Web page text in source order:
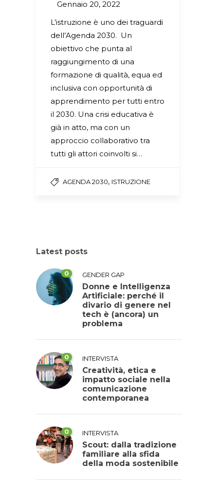
Gennaio 20, 2022
L’istruzione è uno dei traguardi
dell’Agenda 2030. Un
obiettivo che punta al
raggiungimento di una
formazione di qualità, equa ed
inclusiva con opportunità di
apprendimento per tutti entro
il 2030. Una crisi educativa è
già in atto, ma con un
approccio collaborativo tra
tutti gli attori coinvolti si…
AGENDA 2030, ISTRUZIONE
Latest posts
0 GENDER GAP
Donne e Intelligenza
Artificiale: perché il
divario di genere nel
tech è (ancora) un
problema
0 INTERVISTA
Creatività, etica e
impatto sociale nella
comunicazione
contemporanea
0 INTERVISTA
Scout: dalla tradizione
familiare alla sfida
della moda sostenibile